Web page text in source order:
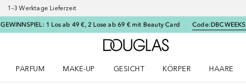
1–3 Werktage Lieferzeit
GEWINNSPIEL: 1 Los ab 49 €, 2 Lose ab 69 € mit Beauty Card Code:DBCWEEKS
Zur Douglas Startseite
PARFUM
MAKE-UP
GESICHT
KÖRPER
HAARE